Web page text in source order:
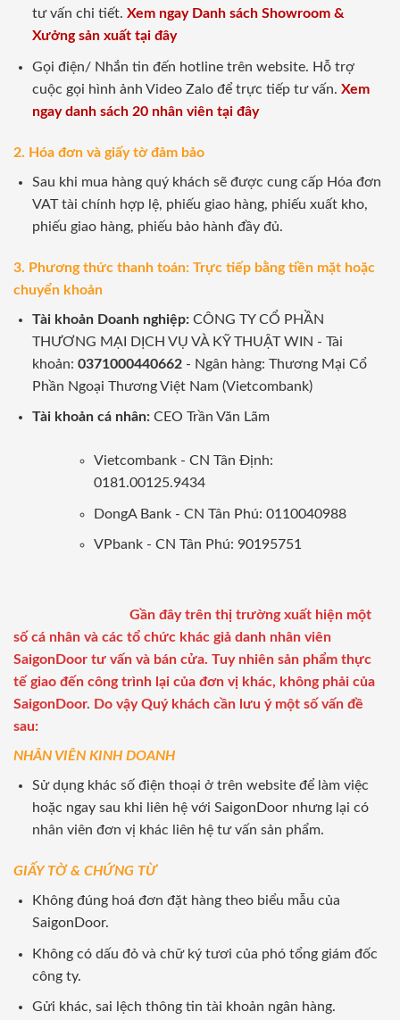
tư vấn chi tiết. Xem ngay Danh sách Showroom &
Xưởng sản xuất tại đây
Gọi điện/ Nhắn tin đến hotline trên website. Hỗ trợ
cuộc gọi hình ảnh Video Zalo để trực tiếp tư vấn. Xem
ngay danh sách 20 nhân viên tại đây
2. Hóa đơn và giấy tờ đảm bảo
Sau khi mua hàng quý khách sẽ được cung cấp Hóa đơn
VAT tài chính hợp lệ, phiếu giao hàng, phiếu xuất kho,
phiếu giao hàng, phiếu bảo hành đầy đủ.
3. Phương thức thanh toán: Trực tiếp bằng tiền mặt hoặc
chuyển khoản
Tài khoản Doanh nghiệp:CÔNG TY CỔ PHẦN
THƯƠNG MẠI DỊCH VỤ VÀ KỸ THUẬT WIN - Tài
khoản: 0371000440662- Ngân hàng: Thương Mại Cổ
Phần Ngoại Thương Việt Nam (Vietcombank)
Tài khoản cá nhân: CEO Trần Văn Lãm
Vietcombank - CN Tân Định:
0181.00125.9434
DongA Bank - CN Tân Phú: 0110040988
VPbank - CN Tân Phú: 90195751
Gần đây trên thị trường xuất hiện một
số cá nhân và các tổ chức khác giả danh nhân viên
SaigonDoor tư vấn và bán cửa. Tuy nhiên sản phẩm thực
tế giao đến công trình lại của đơn vị khác, không phải của
SaigonDoor. Do vậy Quý khách cần lưu ý một số vấn đề
sau:
NHÂN VIÊN KINH DOANH
Sử dụng khác số điện thoại ở trên website để làm việc
hoặc ngay sau khi liên hệ với SaigonDoor nhưng lại có
nhân viên đơn vị khác liên hệ tư vấn sản phẩm.
GIẤY TỜ & CHỨNG TỪ
Không đúng hoá đơn đặt hàng theo biểu mẫu của
SaigonDoor.
Không có dấu đỏ và chữ ký tươi của phó tổng giám đốc
công ty.
Gửi khác, sai lệch thông tin tài khoản ngân hàng.